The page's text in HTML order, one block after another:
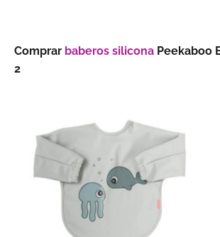
Comprar baberos silicona Peekaboo
2